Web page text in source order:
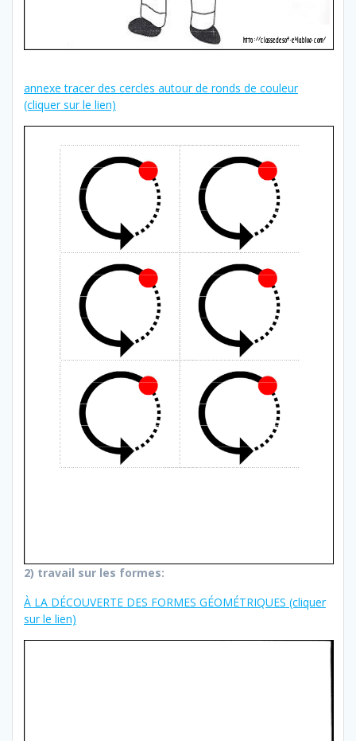
annexe tracer des cercles autour de ronds de couleur
(cliquer sur le lien)
2) travail sur les formes:
À LA DÉCOUVERTE DES FORMES GÉOMÉTRIQUES (cliquer
sur le lien)